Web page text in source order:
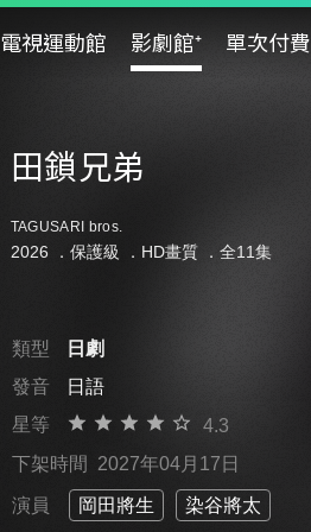
電視運動館 影劇館⁺ 單次付費
田鎖兄弟
TAGUSARI bros.
2026 ． 保護級 ．HD畫質 ．全11集
類型
日劇
發音
日語
星等
4.3
下架時間 2027年04月17日
演員 岡田將生 染谷將太